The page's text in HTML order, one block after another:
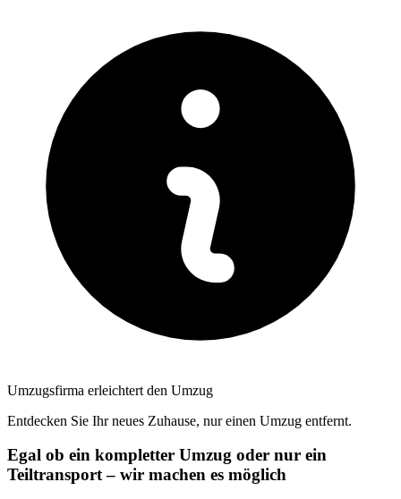
Umzugsfirma erleichtert den Umzug
Entdecken Sie Ihr neues Zuhause, nur einen Umzug entfernt.
Egal ob ein kompletter Umzug oder nur ein
Teiltransport – wir machen es möglich